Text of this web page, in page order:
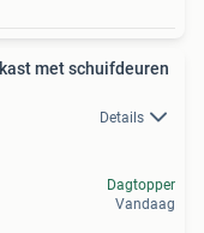
met schuifdeuren
Details
Dagtopper
Vandaag